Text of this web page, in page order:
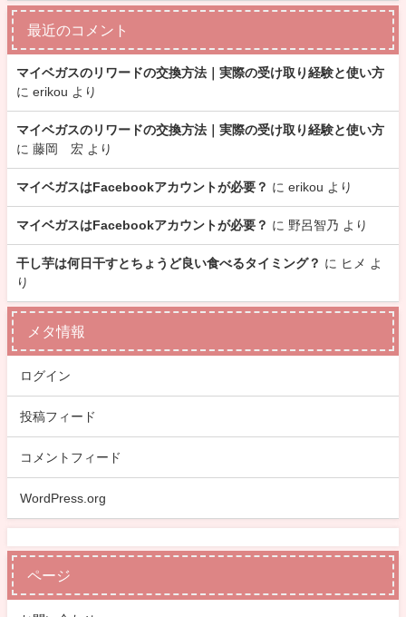
最近のコメント
マイベガスのリワードの交換方法｜実際の受け取り経験と使い方
に erikou より
マイベガスのリワードの交換方法｜実際の受け取り経験と使い方
に 藤岡 宏 より
マイベガスはFacebookアカウントが必要？ に erikou より
マイベガスはFacebookアカウントが必要？ に 野呂智乃 より
干し芋は何日干すとちょうど良い食べるタイミング？ に ヒメ よ
り
メタ情報
ログイン
投稿フィード
コメントフィード
WordPress.org
ページ